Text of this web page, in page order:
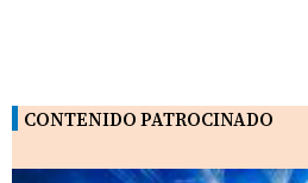
CONTENIDO PATROCINADO